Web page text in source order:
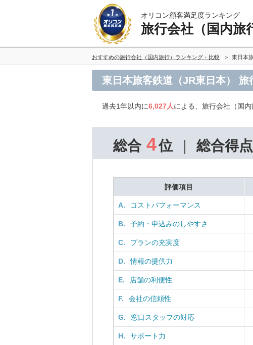
オリコン顧客満足度ランキング
旅行会社（国内旅
おすすめの旅行会社（国内旅行）ランキング・比較 東日本
東日本旅客鉄道（JR東日本）
過去1年以内に6,027人による、旅行会社（国
総合 4位 総合得点
評価項目
A. コストパフォーマンス
B. 予約・申込みのしやすさ
C. プランの充実度
D. 情報の提供力
E. 店舗の利便性
F. 会社の信頼性
G. 窓口スタッフの対応
H. サポート力